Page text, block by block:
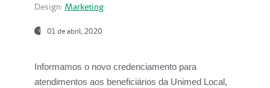
Design: Marketing
01 de abril, 2020
Informamos o novo credenciamento para
atendimentos aos beneficiários da Unimed Local,